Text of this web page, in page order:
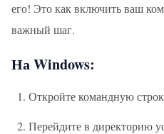
его! Это как включить ваш
важный шаг.
На Windows:
Откройте командную
Перейдите в директорию